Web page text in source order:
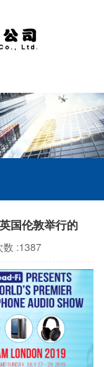
国伦敦举行的
数 :1387